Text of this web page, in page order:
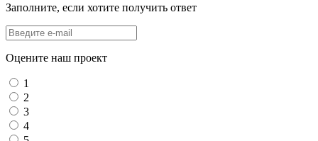
Заполните, если хотите получить ответ
Оцените наш проект
1
2
3
4